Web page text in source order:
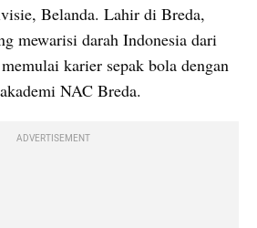
Belanda. Lahir di Breda,
mewarisi darah Indonesia dari
karier sepak bola dengan
NAC Breda.
ADVERTISEMENT